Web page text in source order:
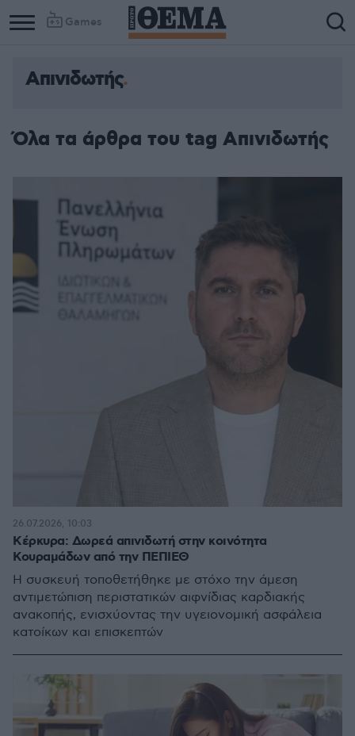
Games
Απινιδωτής
Όλα τα άρθρα του tag Απινιδωτής
Κέρκυρα: Δωρεά απινιδωτή στην κοινότητα
Κουραμάδων από την ΠΕΠΙΕΘ
Η συσκευή τοποθετήθηκε με στόχο την άμεση
αντιμετώπιση περιστατικών αιφνίδιας καρδιακής
ανακοπής, ενισχύοντας την υγειονομική ασφάλεια
κατοίκων και επισκεπτών
26.07.2026, 10:03